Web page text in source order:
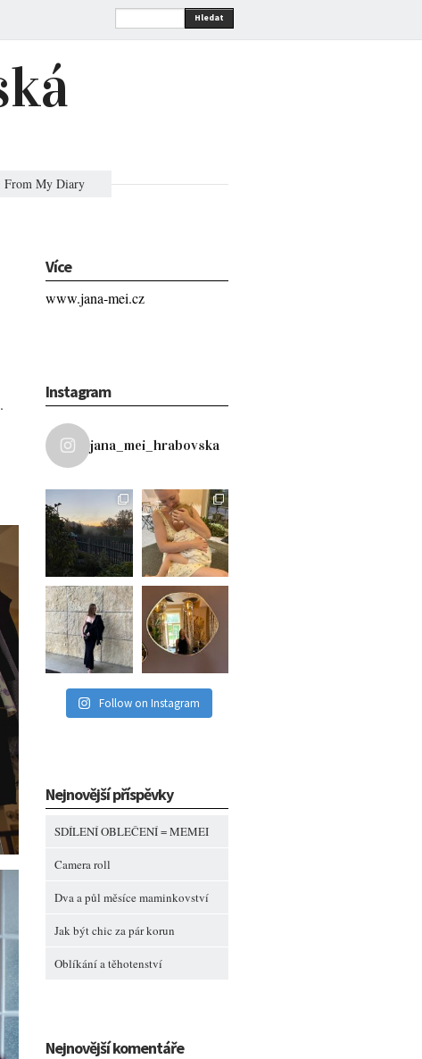
Hledat
From My Diary
Více
www.jana-mei.cz
Instagram
jana_mei_hrabovska
Follow on Instagram
Nejnovější příspěvky
SDÍLENÍ OBLEČENÍ = MEMEI
Camera roll
Dva a půl měsíce maminkovství
Jak být chic za pár korun
Oblíkání a těhotenství
Nejnovější komentáře